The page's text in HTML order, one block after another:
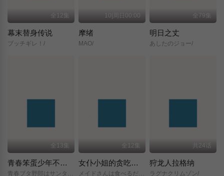
全12集
幕末替身传说
ブッチギレ！/
10|周日00:00
摩绪
MAO/
全79集
明日之丈
あしたのジョー/
全13集
青春笨蛋少年不做圣诞服女郎的梦
全12集
女仆小姐的贪吃日常
メイドさんは食べるだけ/
共24话
狩龙人拉格纳
ラグナクリムゾン/